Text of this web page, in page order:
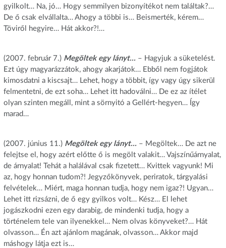
gyilkolt… Na, jó… Hogy semmilyen bizonyítékot nem találtak?…
De ő csak elvállalta… Ahogy a többi is… Beismerték, kérem…
Töviről hegyire… Hát akkor?!…
(2007. február 7.) Megöltek egy lányt…– Hagyjuk a süketelést.
Ezt úgy magyarázzátok, ahogy akarjátok… Ebből nem fogjátok
kimosdatni a kiscsajt… Lehet, hogy a többit, így vagy úgy sikerül
felmentetni, de ezt soha… Lehet itt hadoválni… De ez az ítélet
olyan szinten megáll, mint a sörnyitó a Gellért-hegyen… Így
marad…
(2007. június 11.) Megöltek egy lányt…– Megöltek… De azt ne
felejtse el, hogy azért előtte ő is megölt valakit… Vajszínűárnyalat,
de árnyalat! Tehát a halálával csak fizetett… Kvittek vagyunk! Mi
az, hogy honnan tudom?! Jegyzőkönyvek, periratok, tárgyalási
felvételek… Miért, maga honnan tudja, hogy nem igaz?! Ugyan…
Lehet itt rizsázni, de ő egy gyilkos volt… Kész… El lehet
jogászkodni ezen egy darabig, de mindenki tudja, hogy a
történelem tele van ilyenekkel… Nem olvas könyveket?… Hát
olvasson… Én azt ajánlom magának, olvasson… Akkor majd
máshogy látja ezt is…